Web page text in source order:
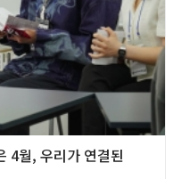
4월, 우리가 연결된